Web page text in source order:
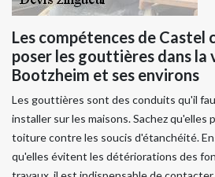
Les compétences de
poser les gouttières dans la
Bootzheim et ses environs
Les gouttières sont des conduits qu'il
installer sur les maisons. Sachez
toiture contre les soucis d'étanchéité.
qu'elles évitent les détériorations des